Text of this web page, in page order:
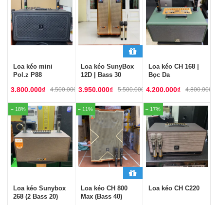
Loa kéo mini
Pol.z P88
4.500.000 ₫
3.800.000₫
Loa kéo SunyBox
12D | Bass 30
5.500.000 ₫
3.950.000₫
Loa kéo CH 168 |
Bọc Da
4.800.000
4.200.000₫
18%
Loa kéo Sunybox
268 (2 Bass 20)
11%
Loa kéo CH 800
Max (Bass 40)
17%
Loa kéo CH C220